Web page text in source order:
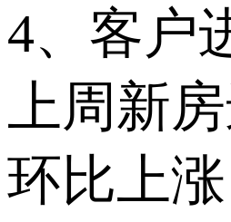
4、客户
上周新
环比上涨